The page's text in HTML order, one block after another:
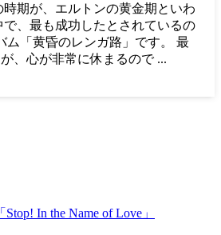
時期が、エルトンの黄金期といわ
、最も成功したとされているの
ム「黄昏のレンガ路」です。 最
、心が非常に休まるので ...
Stop! In the Name of Love」